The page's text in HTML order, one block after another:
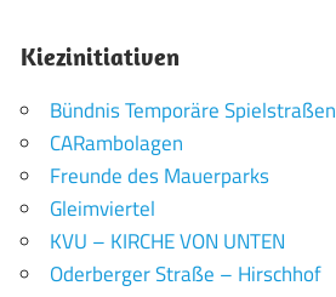
Kiezinitiativen
Bündnis Temporäre Spielstraßen
CARambolagen
Freunde des Mauerparks
Gleimviertel
KVU – KIRCHE VON UNTEN
Oderberger Straße – Hirschhof